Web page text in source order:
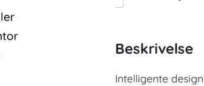
Beskrivelse
Intelligente